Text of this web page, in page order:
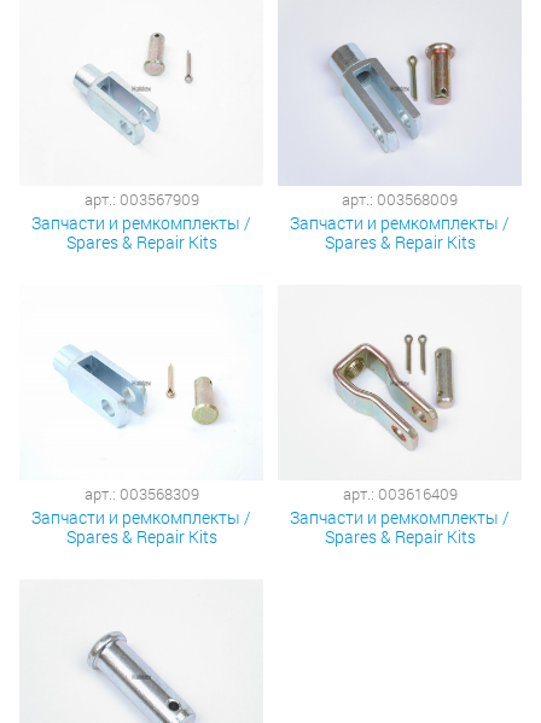
арт.: 003567909
Запчасти и ремкомплекты /
Spares & Repair Kits
арт.: 003568009
Запчасти и ремкомплекты /
Spares & Repair Kits
арт.: 003568309
Запчасти и ремкомплекты /
Spares & Repair Kits
арт.: 003616409
Запчасти и ремкомплекты /
Spares & Repair Kits